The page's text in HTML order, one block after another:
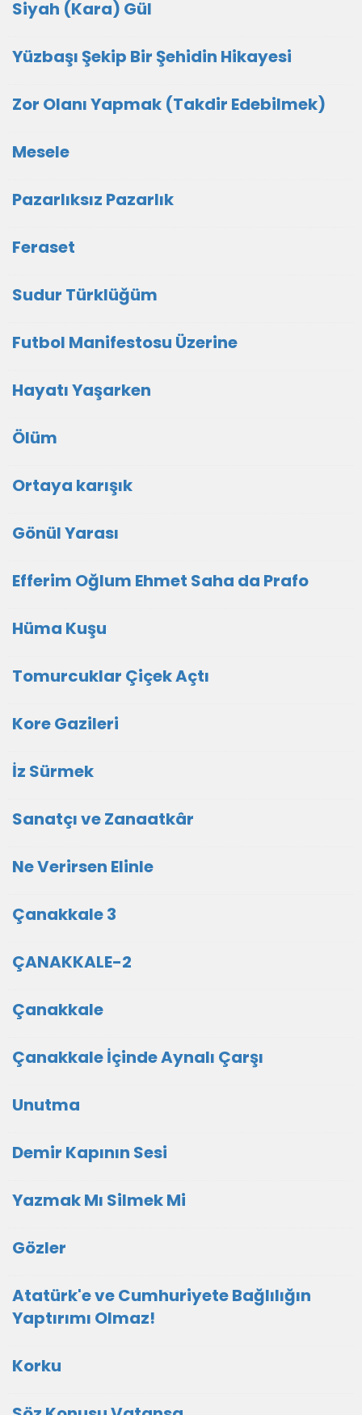
Siyah (Kara) Gül
Yüzbaşı Şekip Bir Şehidin Hikayesi
Zor Olanı Yapmak (Takdir Edebilmek)
Mesele
Pazarlıksız Pazarlık
Feraset
Sudur Türklüğüm
Futbol Manifestosu Üzerine
Hayatı Yaşarken
Ölüm
Ortaya karışık
Gönül Yarası
Efferim Oğlum Ehmet Saha da Prafo
Hüma Kuşu
Tomurcuklar Çiçek Açtı
Kore Gazileri
İz Sürmek
Sanatçı ve Zanaatkâr
Ne Verirsen Elinle
Çanakkale 3
ÇANAKKALE-2
Çanakkale
Çanakkale İçinde Aynalı Çarşı
Unutma
Demir Kapının Sesi
Yazmak Mı Silmek Mi
Gözler
Atatürk'e ve Cumhuriyete Bağlılığın
Yaptırımı Olmaz!
Korku